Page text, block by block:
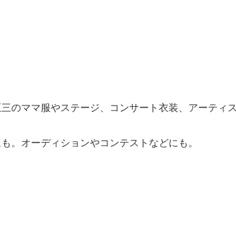
のママ服やステージ、コンサート衣装、アーティ
。オーディションやコンテストなどにも。